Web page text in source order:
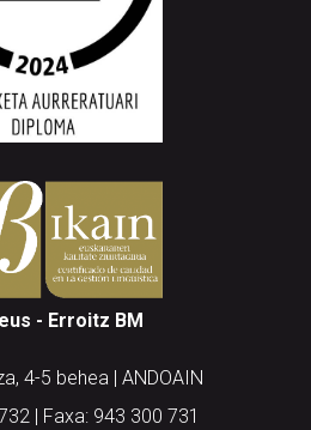
- Erroitz BM
4-5 behea | ANDOAIN
| Faxa: 943 300 731